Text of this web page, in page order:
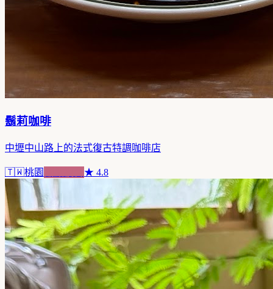
鬍莉咖啡
中壢中山路上的法式復古特調咖啡店
🇹🇼桃園 ★ 4.8